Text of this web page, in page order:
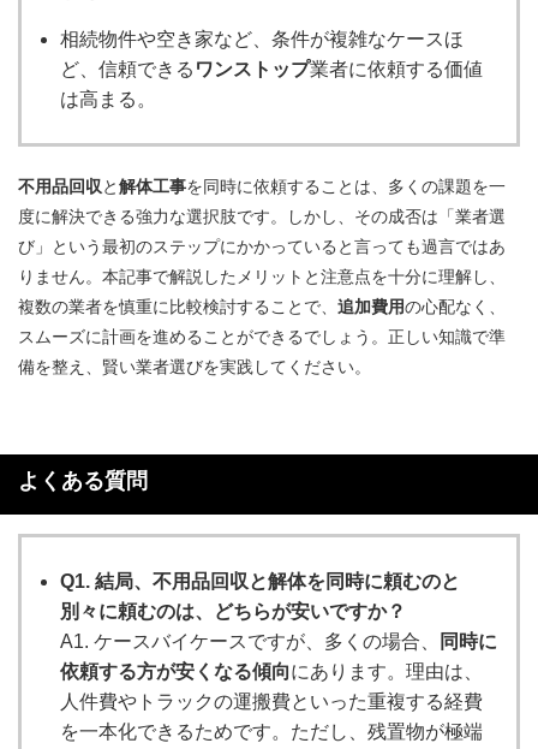
相続物件や空き家など、条件が複雑なケースほ
ど、信頼できる ワンストップ業者に依頼する価値
は高まる。
不用品回収と解体工事を同時に依頼することは、多くの課題を一
度に解決できる強力な選択肢です。しかし、その成否は「業者選
び」という最初のステップにかかっていると言っても過言ではあ
りません。本記事で解説したメリットと注意点を十分に理解し、
複数の業者を慎重に比較検討することで、 追加費用の心配なく、
スムーズに計画を進めることができるでしょう。正しい知識で準
備を整え、賢い業者選びを実践してください。
よくある質問
Q1. 結局、不用品回収と解体を同時に頼むのと
別々に頼むのは、どちらが安いですか？
A1. ケースバイケースですが、多くの場合、
同時に
依頼する方が安くなる傾向にあります。理由は、
人件費やトラックの運搬費といった重複する経費
を一本化できるためです。ただし、残置物が極端